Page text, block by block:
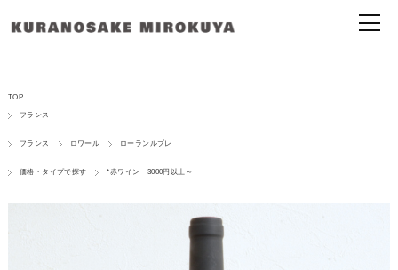
TOP
フランス
フランス ロワール ローランルブレ
価格・タイプで探す *赤ワイン 3000円以上～